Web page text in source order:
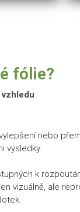
fólie?
vzhledu
nebo
výsledky.
k
vizuálně, ale